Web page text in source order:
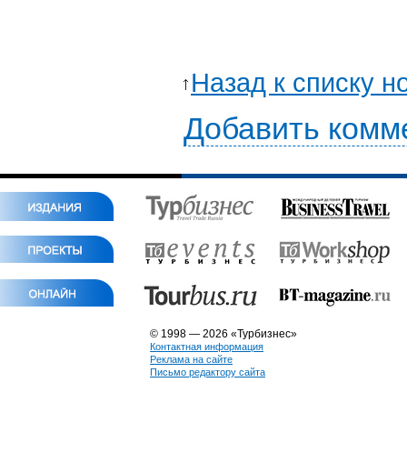
Назад к списку
Добавить
© 1998 — 2026 «Турбизнес»
Контактная информация
Реклама на сайте
Письмо редактору сайта